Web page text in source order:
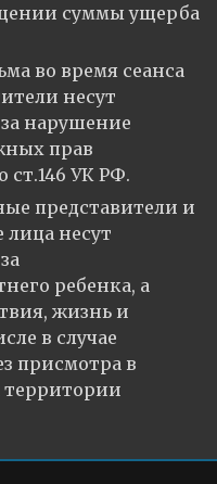
суммы ущерба
во время сеанса
несут
нарушение
прав
ст.146 УК РФ.
представители и
несут
ребенка, а
жизнь и
в случае
присмотра в
территории